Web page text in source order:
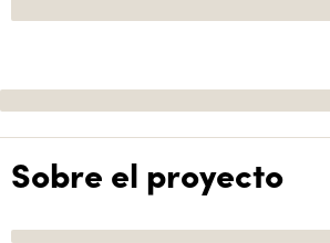
Sobre el proyecto